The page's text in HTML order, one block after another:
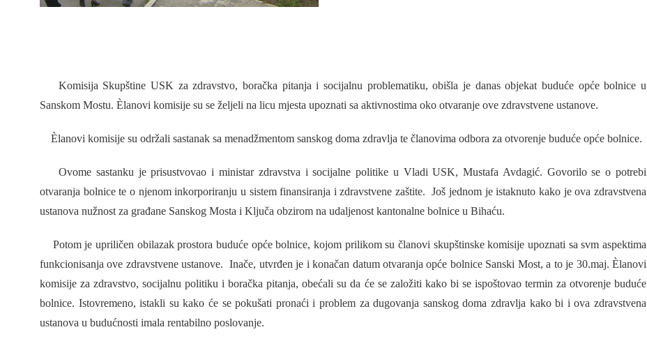
Komisija Skupštine USK za zdravstvo, boračka pitanja i socijalnu problematiku, obišla je danas objekat buduće opće bolnice u
Sanskom Mostu. Èlanovi komisije su se željeli na licu mjesta upoznati sa aktivnostima oko otvaranje ove zdravstvene ustanove.
Èlanovi komisije su održali sastanak sa menadžmentom sanskog doma zdravlja te članovima odbora za otvorenje buduće opće bolnice.
Ovome sastanku je prisustvovao i ministar zdravstva i socijalne politike u Vladi USK, Mustafa Avdagić. Govorilo se o potrebi
otvaranja bolnice te o njenom inkorporiranju u sistem finansiranja i zdravstvene zaštite. Još jednom je istaknuto kako je ova zdravstvena
ustanova nužnost za građane Sanskog Mosta i Ključa obzirom na udaljenost kantonalne bolnice u Bihaću.
Potom je upriličen obilazak prostora buduće opće bolnice, kojom prilikom su članovi skupštinske komisije upoznati sa svm aspektima
funkcionisanja ove zdravstvene ustanove. Inače, utvrđen je i konačan datum otvaranja opće bolnice Sanski Most, a to je 30.maj. Èlanovi
komisije za zdravstvo, socijalnu politiku i boračka pitanja, obećali su da će se založiti kako bi se ispoštovao termin za otvorenje buduće
bolnice. Istovremeno, istakli su kako će se pokušati pronaći i problem za dugovanja sanskog doma zdravlja kako bi i ova zdravstvena
ustanova u budućnosti imala rentabilno poslovanje.